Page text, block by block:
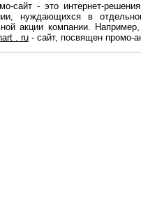
сайт - это интернет-
нуждающихся в
акции компании.
. ru - сайт, посвящен промо-